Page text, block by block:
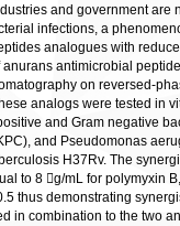
and government
infections, a
analogues with
antimicrobial
on reversed-
analogs were tested
and Gram negative
and Pseudomonas
H37Rv. The
to 8 g/mL for
thus demonstrating
combination to the two